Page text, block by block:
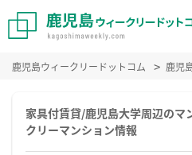
鹿児島ウィークリードットコム 鹿児
家具付賃貸/鹿児島大学周辺のマ
クリーマンション情報